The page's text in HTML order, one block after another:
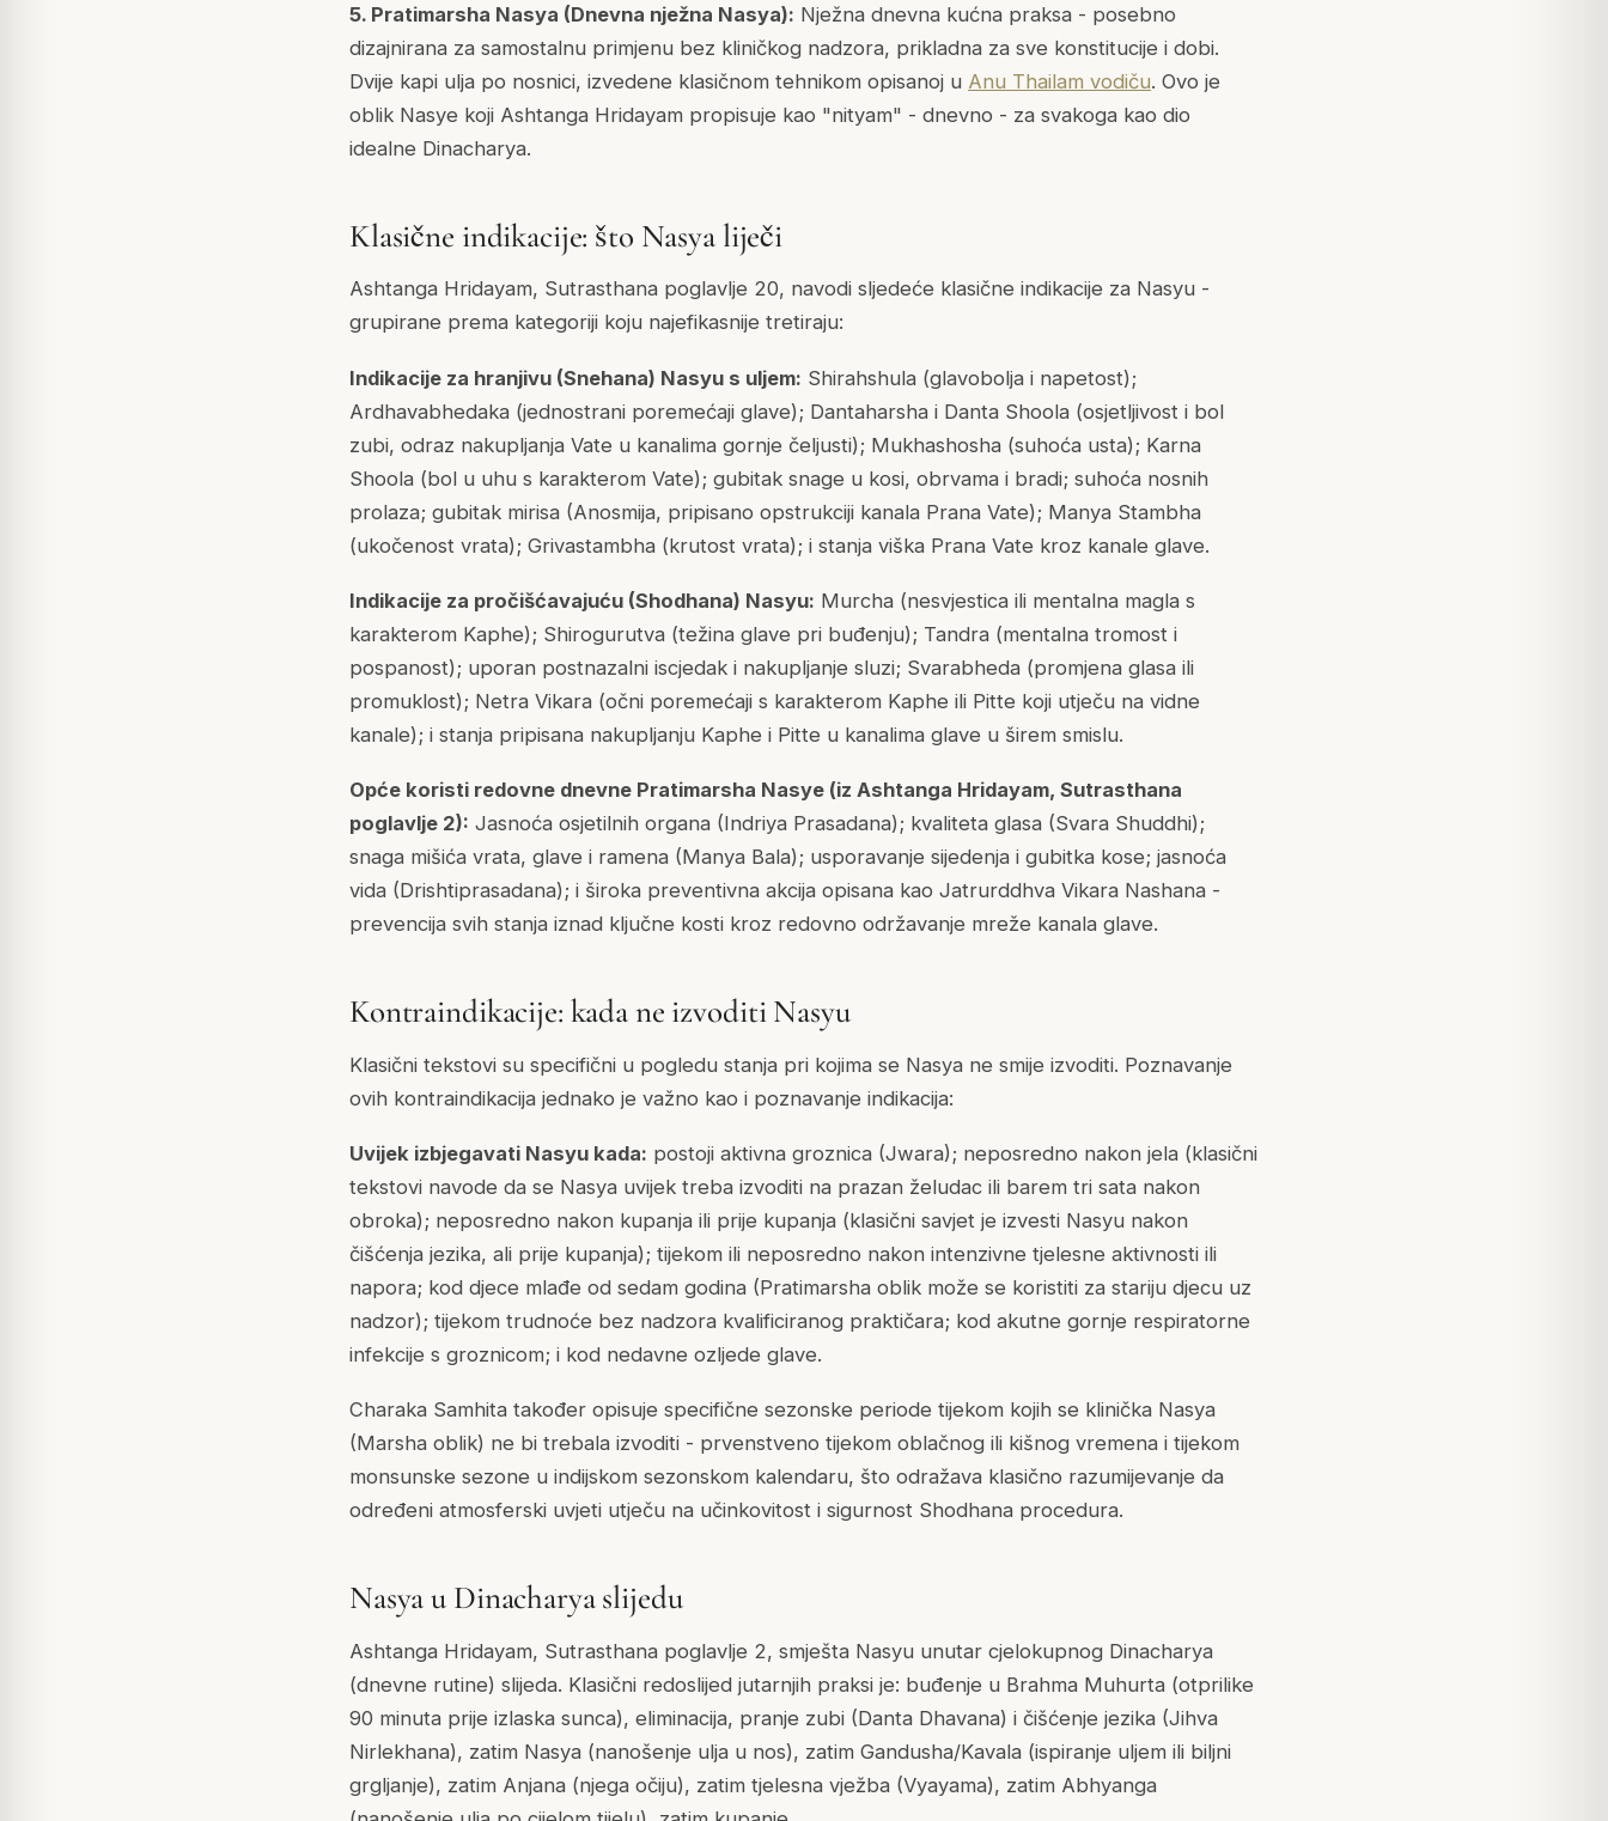
5. Pratimarsha Nasya (Dnevna nježna Nasya): Nježna dnevna kućna praksa - posebno
dizajnirana za samostalnu primjenu bez kliničkog nadzora, prikladna za sve konstitucije i dobi.
Dvije kapi ulja po nosnici, izvedene klasičnom tehnikom opisanoj u Anu Thailam vodiču. Ovo je
oblik Nasye koji Ashtanga Hridayam propisuje kao "nityam" - dnevno - za svakoga kao dio
idealne Dinacharya.
Klasične indikacije: što Nasya liječi
Ashtanga Hridayam, Sutrasthana poglavlje 20, navodi sljedeće klasične indikacije za Nasyu -
grupirane prema kategoriji koju najefikasnije tretiraju:
Indikacije za hranjivu (Snehana) Nasyu s uljem: Shirahshula (glavobolja i napetost);
Ardhavabhedaka (jednostrani poremećaji glave); Dantaharsha i Danta Shoola (osjetljivost i bol
zubi, odraz nakupljanja Vate u kanalima gornje čeljusti); Mukhashosha (suhoća usta); Karna
Shoola (bol u uhu s karakterom Vate); gubitak snage u kosi, obrvama i bradi; suhoća nosnih
prolaza; gubitak mirisa (Anosmija, pripisano opstrukciji kanala Prana Vate); Manya Stambha
(ukočenost vrata); Grivastambha (krutost vrata); i stanja viška Prana Vate kroz kanale glave.
Indikacije za pročišćavajuću (Shodhana) Nasyu: Murcha (nesvjestica ili mentalna magla s
karakterom Kaphe); Shirogurutva (težina glave pri buđenju); Tandra (mentalna tromost i
pospanost); uporan postnazalni iscjedak i nakupljanje sluzi; Svarabheda (promjena glasa ili
promuklost); Netra Vikara (očni poremećaji s karakterom Kaphe ili Pitte koji utječu na vidne
kanale); i stanja pripisana nakupljanju Kaphe i Pitte u kanalima glave u širem smislu.
Opće koristi redovne dnevne Pratimarsha Nasye (iz Ashtanga Hridayam, Sutrasthana
poglavlje 2): Jasnoća osjetilnih organa (Indriya Prasadana); kvaliteta glasa (Svara Shuddhi);
snaga mišića vrata, glave i ramena (Manya Bala); usporavanje sijedenja i gubitka kose; jasnoća
vida (Drishtiprasadana); i široka preventivna akcija opisana kao Jatrurddhva Vikara Nashana -
prevencija svih stanja iznad ključne kosti kroz redovno održavanje mreže kanala glave.
Kontraindikacije: kada ne izvoditi Nasyu
Klasični tekstovi su specifični u pogledu stanja pri kojima se Nasya ne smije izvoditi. Poznavanje
ovih kontraindikacija jednako je važno kao i poznavanje indikacija:
Uvijek izbjegavati Nasyu kada: postoji aktivna groznica (Jwara); neposredno nakon jela (klasični
tekstovi navode da se Nasya uvijek treba izvoditi na prazan želudac ili barem tri sata nakon
obroka); neposredno nakon kupanja ili prije kupanja (klasični savjet je izvesti Nasyu nakon
čišćenja jezika, ali prije kupanja); tijekom ili neposredno nakon intenzivne tjelesne aktivnosti ili
napora; kod djece mlađe od sedam godina (Pratimarsha oblik može se koristiti za stariju djecu uz
nadzor); tijekom trudnoće bez nadzora kvalificiranog praktičara; kod akutne gornje respiratorne
infekcije s groznicom; i kod nedavne ozljede glave.
Charaka Samhita također opisuje specifične sezonske periode tijekom kojih se klinička Nasya
(Marsha oblik) ne bi trebala izvoditi - prvenstveno tijekom oblačnog ili kišnog vremena i tijekom
monsunske sezone u indijskom sezonskom kalendaru, što odražava klasično razumijevanje da
određeni atmosferski uvjeti utječu na učinkovitost i sigurnost Shodhana procedura.
Nasya u Dinacharya slijedu
Ashtanga Hridayam, Sutrasthana poglavlje 2, smješta Nasyu unutar cjelokupnog Dinacharya
(dnevne rutine) slijeda. Klasični redoslijed jutarnjih praksi je: buđenje u Brahma Muhurta (otprilike
90 minuta prije izlaska sunca), eliminacija, pranje zubi (Danta Dhavana) i čišćenje jezika (Jihva
Nirlekhana), zatim Nasya (nanošenje ulja u nos), zatim Gandusha/Kavala (ispiranje uljem ili biljni
grgljanje), zatim Anjana (njega očiju), zatim tjelesna vježba (Vyayama), zatim Abhyanga